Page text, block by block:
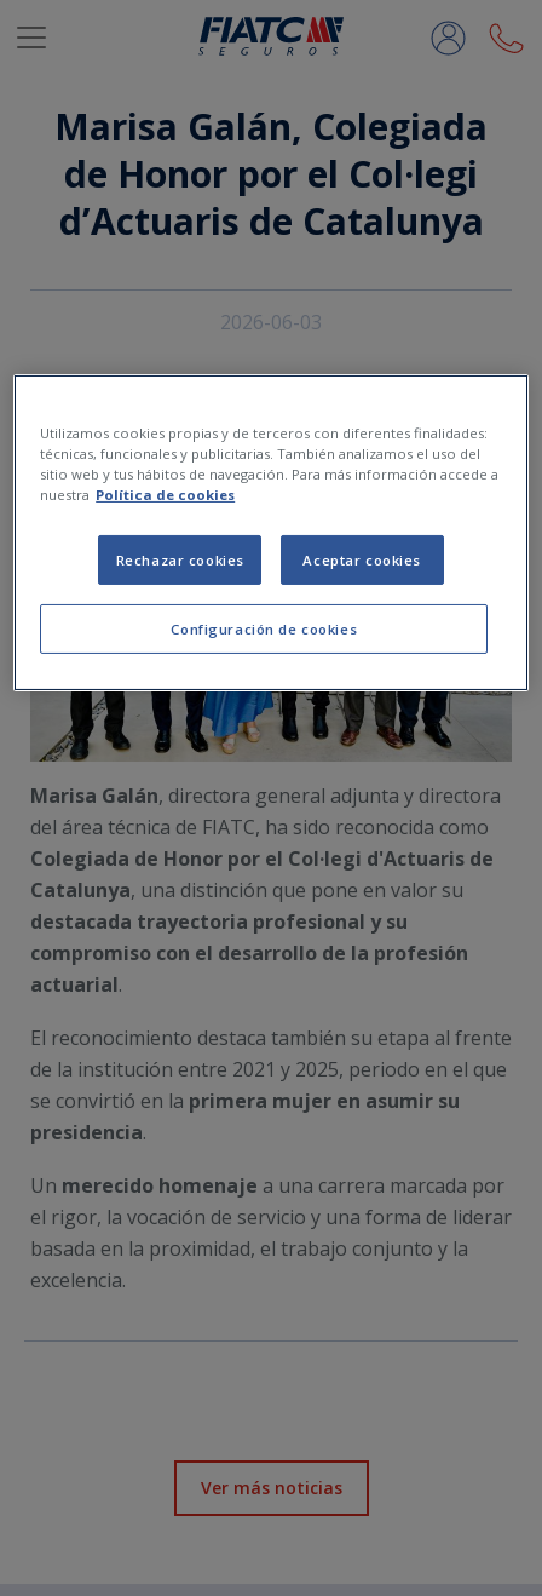
Saltar al contenido principal
Marisa Galán, Colegiada
de Honor por el Col·legi
d’Actuaris de Catalunya
2026-06-03
Marisa Galán, directora general adjunta y directora
del área técnica de FIATC, ha sido reconocida como
Colegiada de Honor por el Col·legi d'Actuaris de
Catalunya, una distinción que pone en valor su
destacada trayectoria profesional y su
compromiso con el desarrollo de la profesión
actuarial.
El reconocimiento destaca también su etapa al frente
de la institución entre 2021 y 2025, periodo en el que
se convirtió en la primera mujer en asumir su
presidencia.
Un merecido homenaje a una carrera marcada por
el rigor, la vocación de servicio y una forma de liderar
basada en la proximidad, el trabajo conjunto y la
excelencia.
Ver más noticias
Utilizamos cookies propias y de terceros con diferentes finalidades:
técnicas, funcionales y publicitarias. También analizamos el uso del
sitio web y tus hábitos de navegación. Para más información accede a
nuestra Política de cookies
Configuración de cookies
Rechazar cookies Aceptar cookies